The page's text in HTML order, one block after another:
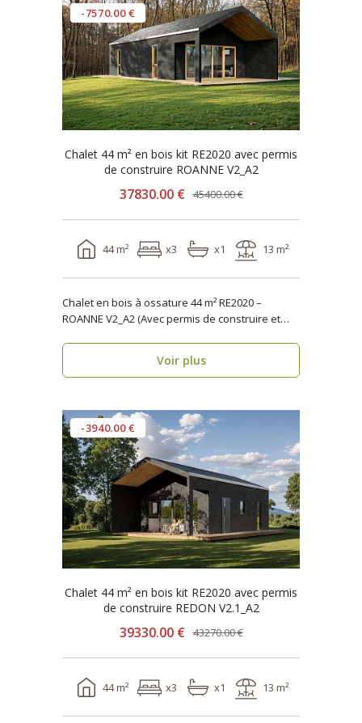
-7570.00 €
Chalet 44 m² en bois kit RE2020 avec permis
de construire ROANNE V2_A2
37830.00 € 45400.00 €
44 m² x3 x1 13 m²
Chalet en bois à ossature 44 m² RE2020 –
ROANNE V2_A2 (Avec permis de construire et
Voir plus
-3940.00 €
Chalet 44 m² en bois kit RE2020 avec permis
de construire REDON V2.1_A2
39330.00 € 43270.00 €
44 m² x3 x1 13 m²